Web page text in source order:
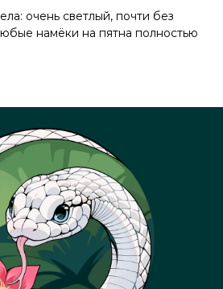
очень светлый, почти без
намёки на пятна полностью